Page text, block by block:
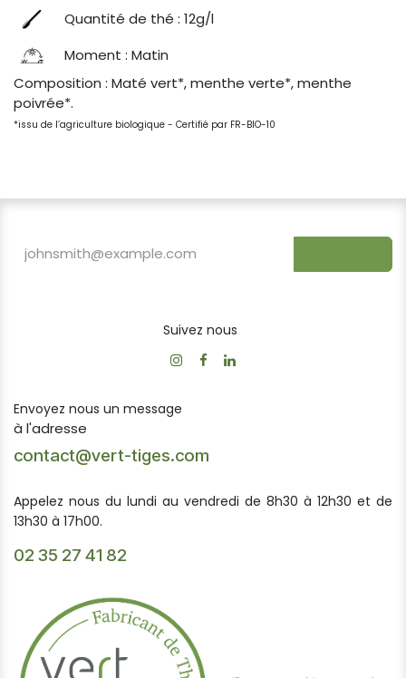
Quantité de thé : 12g/l
Moment : Matin
Composition : Maté vert*, menthe verte*, menthe
poivrée*.
*issu de l’agriculture biologique - Certifié par FR-BIO-10
Suivez nous
Envoyez nous un message
à l'adresse
contact@vert-tiges.com
Appelez nous du lundi au vendredi de 8h30 à 12h30 et de
13h30 à 17h00.
02 35 27 41 82